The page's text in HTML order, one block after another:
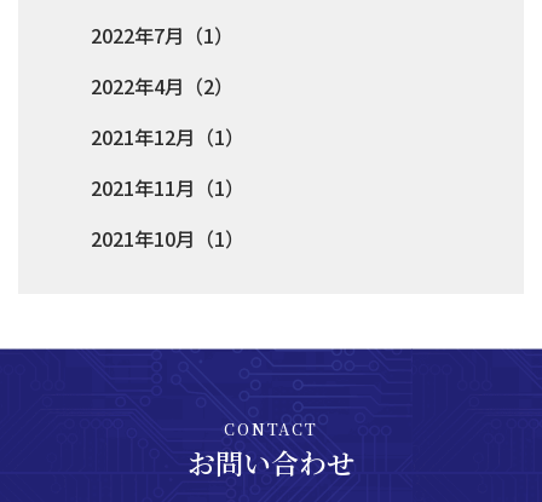
2022年7月（1）
2022年4月（2）
2021年12月（1）
2021年11月（1）
2021年10月（1）
CONTACT
お問い合わせ